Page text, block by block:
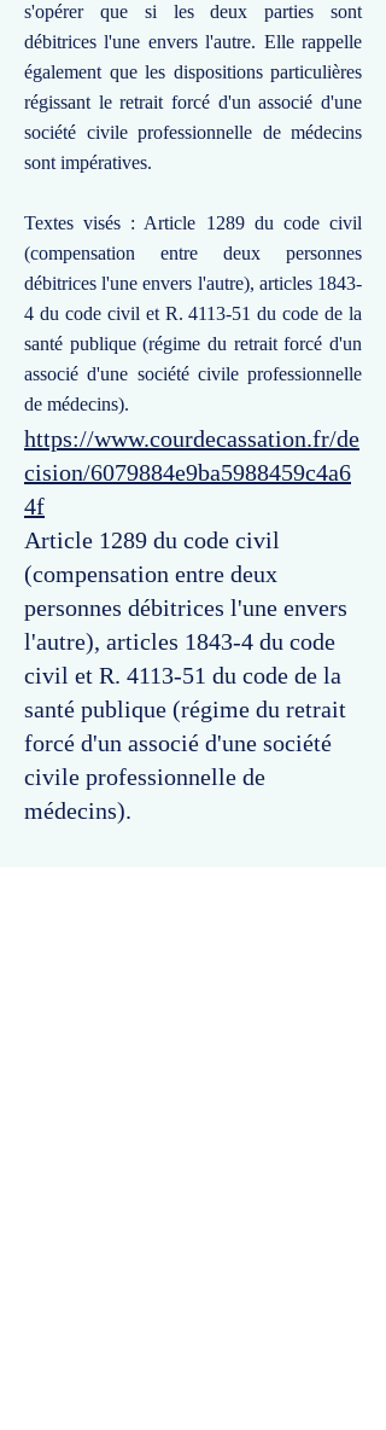
s'opérer que si les deux parties sont
débitrices l'une envers l'autre. Elle rappelle
également que les dispositions particulières
régissant le retrait forcé d'un associé d'une
société civile professionnelle de médecins
sont impératives.
Textes visés : Article 1289 du code civil
(compensation entre deux personnes
débitrices l'une envers l'autre), articles 1843-
4 du code civil et R. 4113-51 du code de la
santé publique (régime du retrait forcé d'un
associé d'une société civile professionnelle
de médecins).
https://www.courdecassation.fr/de
cision/6079884e9ba5988459c4a6
4f
Article 1289 du code civil
(compensation entre deux
personnes débitrices l'une envers
l'autre), articles 1843-4 du code
civil et R. 4113-51 du code de la
santé publique (régime du retrait
forcé d'un associé d'une société
civile professionnelle de
médecins).